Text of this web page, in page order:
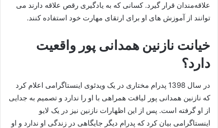
علاقه‌مندان قرار گیرد. کسانی که به یادگیری رقص علاقه دارند می‌
توانند از آموزش‌ های او برای ارتقای مهارت خود استفاده کنند.
خیانت نازنین همدانی پور واقعیت
دارد؟
در سال 1398 پدرام مختاری در یک ویدئوی اینستاگرامی اعلام کرد
که نازنین همدانی پور لیاقت همراهی با او را ندارد و تصمیم به جدایی
از او گرفته است. پس از این اظهارات نازنین نیز در یک لایو
اینستاگرامی بیان کرد که پدرام دیگر جایگاهی در زندگی او ندارد و او